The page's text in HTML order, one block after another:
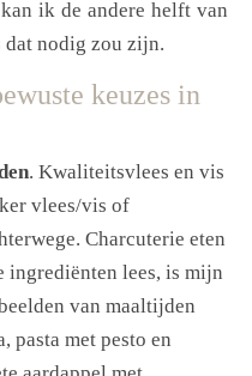
ik de andere helft van
dat nodig zou zijn.
keuzes in
. Kwaliteitsvlees en vis
vlees/vis of
Charcuterie eten
ingrediënten lees, is mijn
van maaltijden
pasta met pesto en